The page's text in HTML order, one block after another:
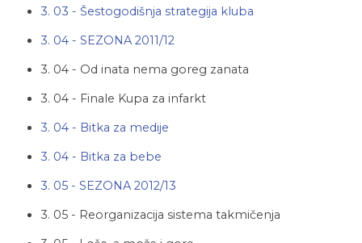
3. 03 - Šestogodišnja strategija kluba
3. 04 - SEZONA 2011/12
3. 04 - Od inata nema goreg zanata
3. 04 - Finale Kupa za infarkt
3. 04 - Bitka za medije
3. 04 - Bitka za bebe
3. 05 - SEZONA 2012/13
3. 05 - Reorganizacija sistema takmičenja